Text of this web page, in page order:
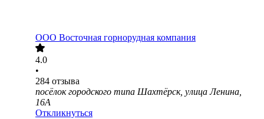
ООО Восточная горнорудная компания
4.0
•
284 отзыва
посёлок городского типа Шахтёрск, улица Ленина,
16А
Откликнуться